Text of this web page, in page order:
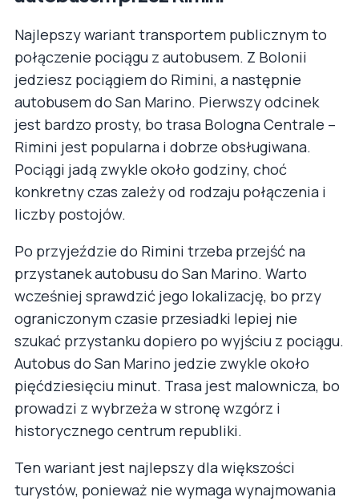
Najlepszy wariant transportem publicznym to
połączenie pociągu z autobusem. Z Bolonii
jedziesz pociągiem do Rimini, a następnie
autobusem do San Marino. Pierwszy odcinek
jest bardzo prosty, bo trasa Bologna Centrale –
Rimini jest popularna i dobrze obsługiwana.
Pociągi jadą zwykle około godziny, choć
konkretny czas zależy od rodzaju połączenia i
liczby postojów.
Po przyjeździe do Rimini trzeba przejść na
przystanek autobusu do San Marino. Warto
wcześniej sprawdzić jego lokalizację, bo przy
ograniczonym czasie przesiadki lepiej nie
szukać przystanku dopiero po wyjściu z pociągu.
Autobus do San Marino jedzie zwykle około
pięćdziesięciu minut. Trasa jest malownicza, bo
prowadzi z wybrzeża w stronę wzgórz i
historycznego centrum republiki.
Ten wariant jest najlepszy dla większości
turystów, ponieważ nie wymaga wynajmowania